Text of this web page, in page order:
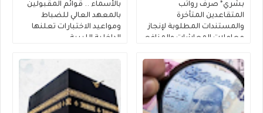
بشري* صرف رواتب
المتقاعدين المتأخرة
والمستندات المطلوبة لإنجاز
معاملات المعاشات والمنافع
بالأسماء .. قوائم المقبولين
بالمعهد العالي للضباط
ومواعيد الاختبارات تعلنها
الداخلية الليبية